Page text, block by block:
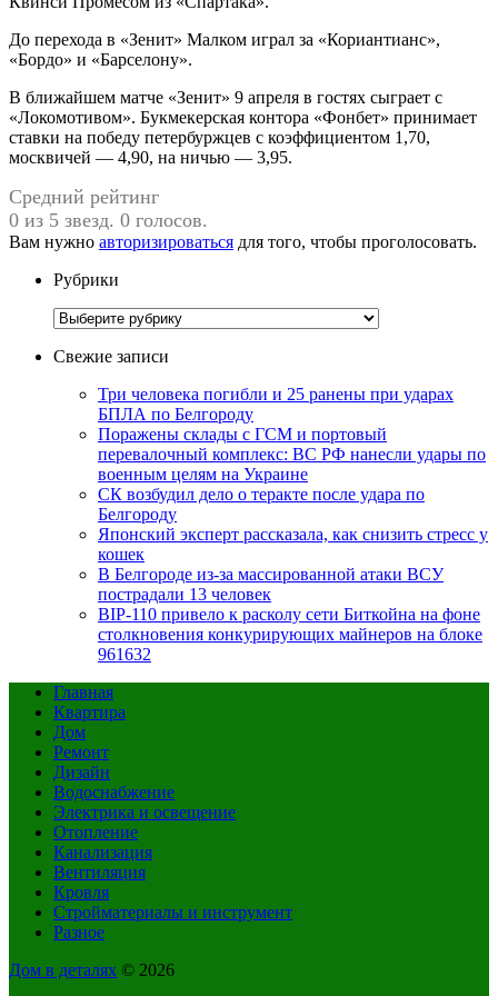
До перехода в «Зенит» Малком играл за «Кориантианс»,
«Бордо» и «Барселону».
В ближайшем матче «Зенит» 9 апреля в гостях сыграет с
«Локомотивом». Букмекерская контора «Фонбет» принимает
ставки на победу петербуржцев с коэффициентом 1,70,
москвичей — 4,90, на ничью — 3,95.
Средний рейтинг
0 из 5 звезд. 0 голосов.
Вам нужно авторизироваться для того, чтобы проголосовать.
Рубрики
Рубрики
Свежие записи
Три человека погибли и 25 ранены при ударах
БПЛА по Белгороду
Поражены склады с ГСМ и портовый
перевалочный комплекс: ВС РФ нанесли удары по
военным целям на Украине
СК возбудил дело о теракте после удара по
Белгороду
Японский эксперт рассказала, как снизить стресс у
кошек
В Белгороде из-за массированной атаки ВСУ
пострадали 13 человек
BIP-110 привело к расколу сети Биткойна на фоне
столкновения конкурирующих майнеров на блоке
961632
Главная
Квартира
Дом
Ремонт
Дизайн
Водоснабжение
Электрика и освещение
Отопление
Канализация
Вентиляция
Кровля
Стройматериалы и инструмент
Разное
Дом в деталях © 2026